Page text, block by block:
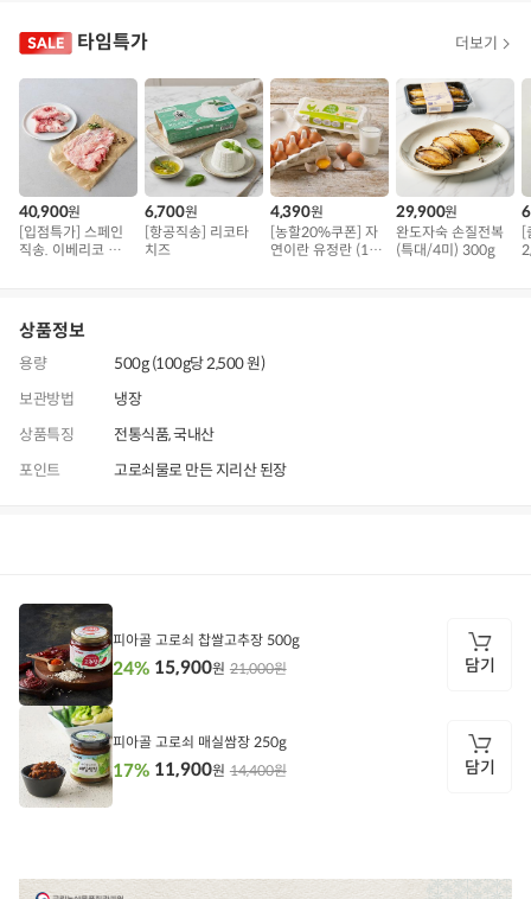
타임특가 더보기
40,900원
[입점특가] 스페인
직송. 이베리코 삼
6,700원
[항공직송] 리코타
치즈
4,390원
[농할20%쿠폰] 자
연이란 유정란 (10
29,900원
완도자숙 손질전복
(특대/4미) 300g
[
상품정보
용량
500g (100g당 2,500 원)
보관방법
냉장
상품특징
전통식품, 국내산
포인트
고로쇠물로 만든 지리산 된장
상
보
담
기
피아골 고로쇠 찹쌀고추장 500g
21,000원
24% 15,900원 담기
담
피아골 고로쇠 매실쌈장 250g
14,400원
17% 11,900원 담기